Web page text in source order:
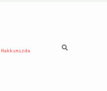
Hakkımızda